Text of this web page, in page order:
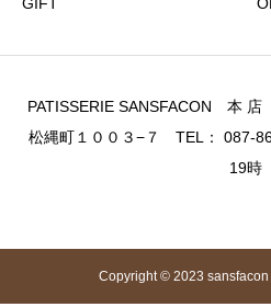
PATISSERIE SANSFACON 本 店
松縄町１００３−７ TEL： 087-
19時
Copyright © 2023 sansfacon